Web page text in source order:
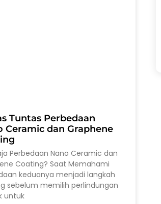
Tuntas Perbedaan
Ceramic dan Graphene
Perbedaan Nano Ceramic dan
Coating? Saat Memahami
keduanya menjadi langkah
sebelum memilih perlindungan
untuk